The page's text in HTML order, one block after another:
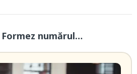
numărul…